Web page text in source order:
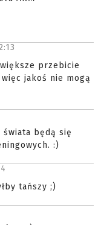
przebicie
jakoś nie mogą
będą się
:)
tańszy ;)